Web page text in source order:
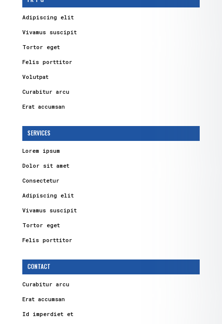
Adipiscing elit
Vivamus suscipit
Tortor eget
Felis porttitor
Volutpat
Curabitur arcu
Erat accumsan
SERVICES
Lorem ipsum
Dolor sit amet
Consectetur
Adipiscing elit
Vivamus suscipit
Tortor eget
Felis porttitor
CONTACT
Curabitur arcu
Erat accumsan
Id imperdiet et